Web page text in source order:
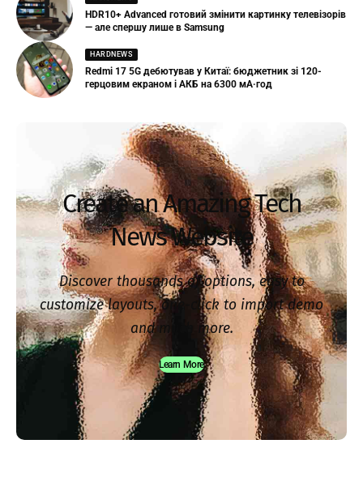
HDR10+ Advanced готовий змінити картинку телевізорів
— але спершу лише в Samsung
HARDNEWS
Redmi 17 5G дебютував у Китаї: бюджетник зі 120-
герцовим екраном і АКБ на 6300 мА·год
Create an Amazing Tech
News Website
Discover thousands of options, easy to
customize layouts, one-click to import demo
and much more.
Learn More